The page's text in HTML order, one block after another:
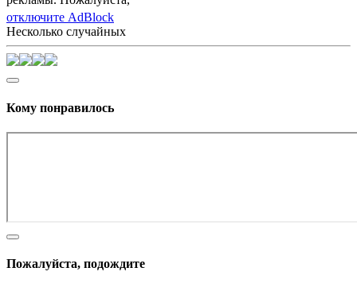
отключите AdBlock
Несколько случайных
Кому понравилось
Пожалуйста, подождите